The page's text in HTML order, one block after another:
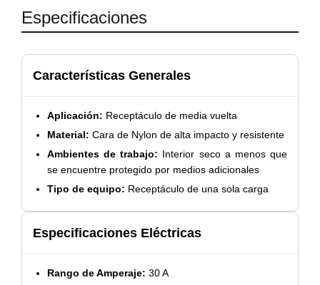
Especificaciones
Características Generales
Aplicación: Receptáculo de media vuelta
Material: Cara de Nylon de alta impacto y resistente
Ambientes de trabajo: Interior seco a menos que
se encuentre protegido por medios adicionales
Tipo de equipo: Receptáculo de una sola carga
Especificaciones Eléctricas
Rango de Amperaje: 30 A